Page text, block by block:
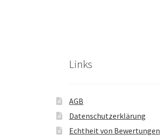
Links
AGB
Datenschutzerklärung
Echtheit von Bewertungen